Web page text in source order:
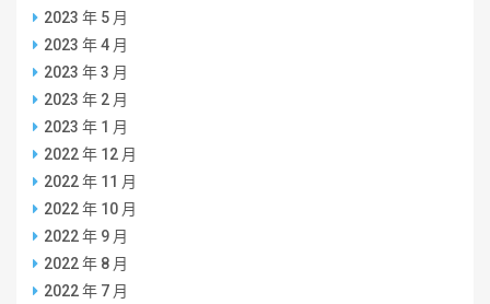
2023 年 5 月
2023 年 4 月
2023 年 3 月
2023 年 2 月
2023 年 1 月
2022 年 12 月
2022 年 11 月
2022 年 10 月
2022 年 9 月
2022 年 8 月
2022 年 7 月